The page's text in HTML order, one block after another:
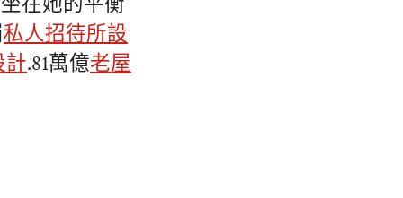
私人招待所設
計.81萬億老屋